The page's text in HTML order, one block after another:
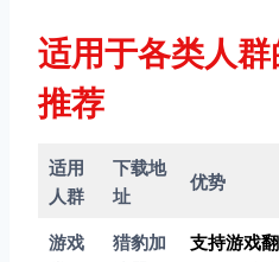
适用于各类人
推荐
适用
人群
下载地
址
优势
游戏
猎豹加
支持游戏